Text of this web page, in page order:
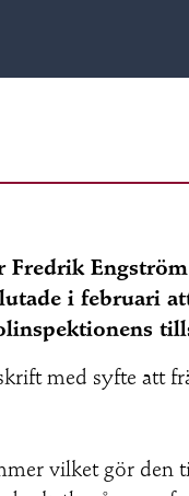
i februari
med syfte att
vilket gör den